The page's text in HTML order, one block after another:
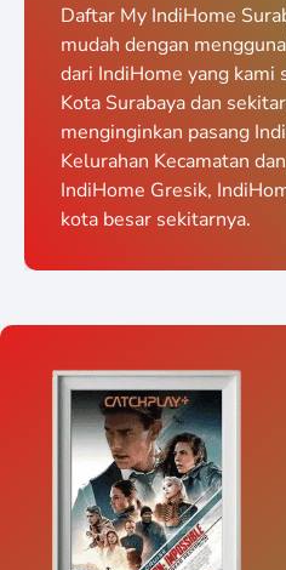
Daftar My IndiHome
mudah dengan
dari IndiHome yang kami
Kota Surabaya dan
menginginkan pasang
Kelurahan Kecamatan
IndiHome Gresik,
kota besar sekitarnya.